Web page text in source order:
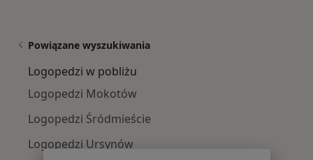
Powiązane wyszukiwania
Logopedzi w pobliżu
Logopedzi Mokotów
Logopedzi Śródmieście
Logopedzi Ursynów